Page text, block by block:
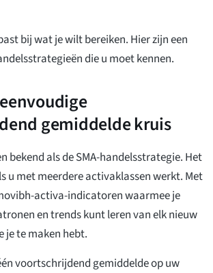
bij wat je wilt bereiken. Hier zijn een
die u moet kennen.
gemiddelde kruis
bekend als de SMA-handelsstrategie. Het
u met meerdere activaklassen werkt. Met
activa-indicatoren waarmee je
en trends kunt leren van elk nieuw
je te maken hebt.
voortschrijdend gemiddelde op uw